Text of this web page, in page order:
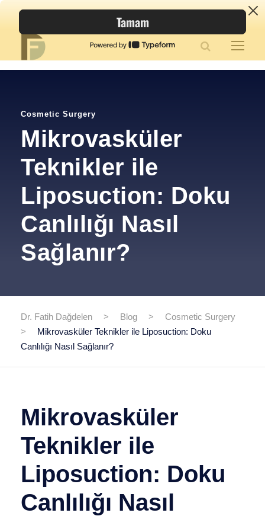
Cosmetic Surgery
Mikrovasküler
Teknikler ile
Liposuction: Doku
Canlılığı Nasıl
Sağlanır?
Dr. Fatih Dağdelen > Blog >
Cosmetic Surgery
>
Mikrovasküler Teknikler ile Liposuction: Doku
Canlılığı Nasıl Sağlanır?
Mikrovasküler
Teknikler ile
Liposuction: Doku
Canlılığı Nasıl